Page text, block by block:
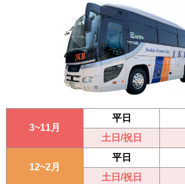
3~11月
平日
土日/祝日
12~2月
平日
土日/祝日